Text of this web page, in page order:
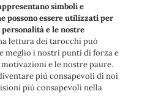
simboli e
possono essere utilizzati per
e le nostre
lettura dei tarocchi può
meglio i nostri punti di forza e
e le nostre paure.
più consapevoli di noi
più consapevoli nella